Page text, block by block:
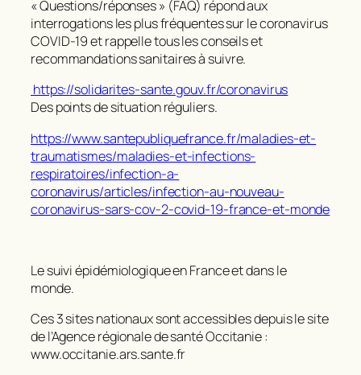
« Questions/réponses » (FAQ) répond aux
interrogations les plus fréquentes sur le coronavirus
COVID-19 et rappelle tous les conseils et
recommandations sanitaires à suivre.
https://solidarites-sante.gouv.fr/coronavirus
Des points de situation réguliers.
https://www.santepubliquefrance.fr/maladies-et-
traumatismes/maladies-et-infections-
respiratoires/infection-a-
coronavirus/articles/infection-au-nouveau-
coronavirus-sars-cov-2-covid-19-france-et-monde
Le suivi épidémiologique en France et dans le
monde.
Ces 3 sites nationaux sont accessibles depuis le site
de l’Agence régionale de santé Occitanie :
www.occitanie.ars.sante.fr